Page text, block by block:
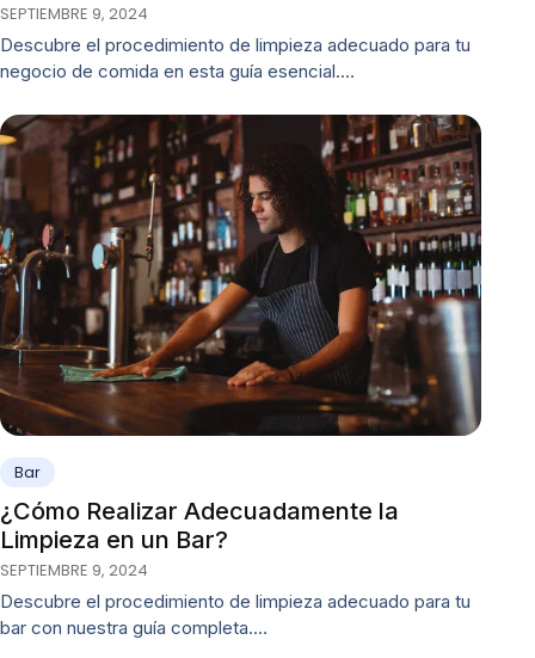
SEPTIEMBRE 9, 2024
Descubre el procedimiento de limpieza adecuado para tu
negocio de comida en esta guía esencial.…
Bar
¿Cómo Realizar Adecuadamente la
Limpieza en un Bar?
SEPTIEMBRE 9, 2024
Descubre el procedimiento de limpieza adecuado para tu
bar con nuestra guía completa.…